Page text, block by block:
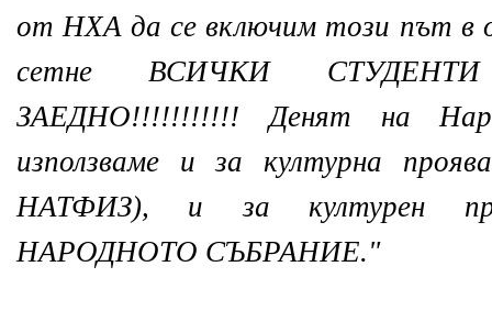
от НХА да се включим този път в
сетне ВСИЧКИ
ЗАЕДНО!!!!!!!!!!! Денят на
използваме и за културна
НАТФИЗ), и за културен
НАРОДНОТО СЪБРАНИЕ."